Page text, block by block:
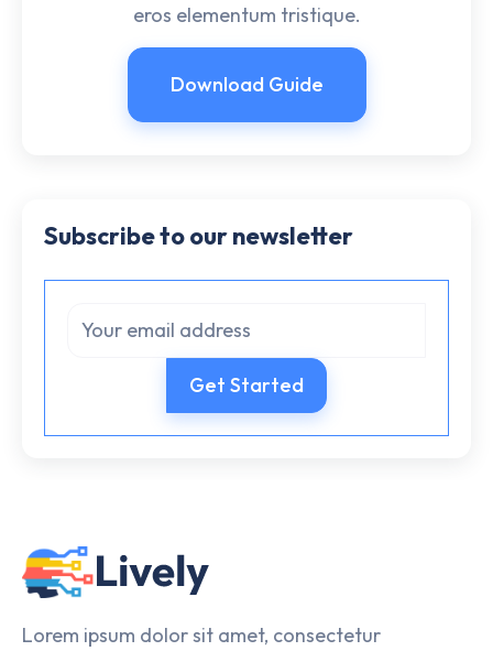
eros elementum tristique.
Download Guide
Subscribe to our newsletter
Lorem ipsum dolor sit amet, consectetur